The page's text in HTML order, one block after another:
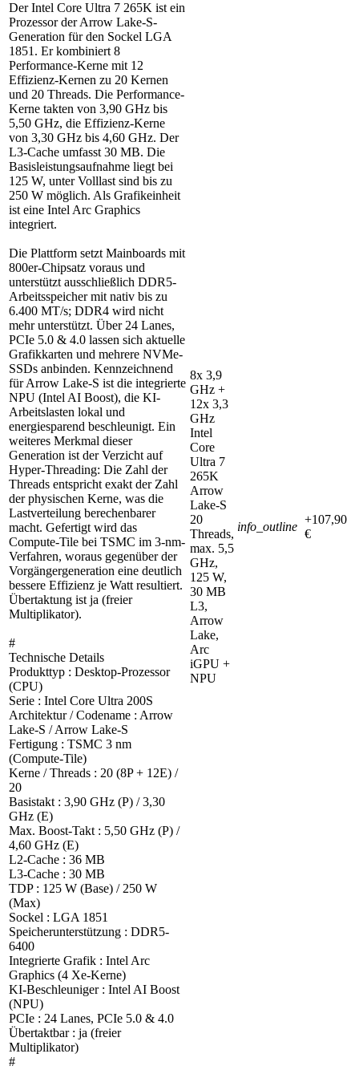
Der Intel Core Ultra 7 265K ist ein
Prozessor der Arrow Lake-S-
Generation für den Sockel LGA
1851. Er kombiniert 8
Performance-Kerne mit 12
Effizienz-Kernen zu 20 Kernen
und 20 Threads. Die Performance-
Kerne takten von 3,90 GHz bis
5,50 GHz, die Effizienz-Kerne
von 3,30 GHz bis 4,60 GHz. Der
L3-Cache umfasst 30 MB. Die
Basisleistungsaufnahme liegt bei
125 W, unter Volllast sind bis zu
250 W möglich. Als Grafikeinheit
ist eine Intel Arc Graphics
integriert.
Die Plattform setzt Mainboards mit
800er-Chipsatz voraus und
unterstützt ausschließlich DDR5-
Arbeitsspeicher mit nativ bis zu
6.400 MT/s; DDR4 wird nicht
mehr unterstützt. Über 24 Lanes,
PCIe 5.0 & 4.0 lassen sich aktuelle
Grafikkarten und mehrere NVMe-
SSDs anbinden. Kennzeichnend
für Arrow Lake-S ist die integrierte
NPU (Intel AI Boost), die KI-
Arbeitslasten lokal und
energiesparend beschleunigt. Ein
weiteres Merkmal dieser
Generation ist der Verzicht auf
Hyper-Threading: Die Zahl der
Threads entspricht exakt der Zahl
der physischen Kerne, was die
Lastverteilung berechenbarer
macht. Gefertigt wird das
Compute-Tile bei TSMC im 3-nm-
Verfahren, woraus gegenüber der
Vorgängergeneration eine deutlich
bessere Effizienz je Watt resultiert.
Übertaktung ist ja (freier
Multiplikator).
#
Technische Details
Produkttyp : Desktop-Prozessor
(CPU)
Serie : Intel Core Ultra 200S
Architektur / Codename : Arrow
Lake-S / Arrow Lake-S
Fertigung : TSMC 3 nm
(Compute-Tile)
Kerne / Threads : 20 (8P + 12E) /
20
Basistakt : 3,90 GHz (P) / 3,30
GHz (E)
Max. Boost-Takt : 5,50 GHz (P) /
4,60 GHz (E)
L2-Cache : 36 MB
L3-Cache : 30 MB
TDP : 125 W (Base) / 250 W
(Max)
Sockel : LGA 1851
Speicherunterstützung : DDR5-
6400
Integrierte Grafik : Intel Arc
Graphics (4 Xe-Kerne)
KI-Beschleuniger : Intel AI Boost
(NPU)
PCIe : 24 Lanes, PCIe 5.0 & 4.0
Übertaktbar : ja (freier
Multiplikator)
#
8x 3,9
GHz +
12x 3,3
GHz
Intel
Core
Ultra 7
265K
Arrow
Lake-S
20
Threads,
max. 5,5
GHz,
125 W,
30 MB
L3,
Arrow
Lake,
Arc
iGPU +
NPU
info_outline
+107,90
€